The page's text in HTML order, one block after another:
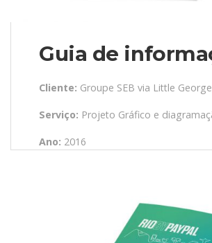
Guia de
Cliente: Groupe SEB via Little George
Serviço: Projeto Gráfico e
Ano: 2016